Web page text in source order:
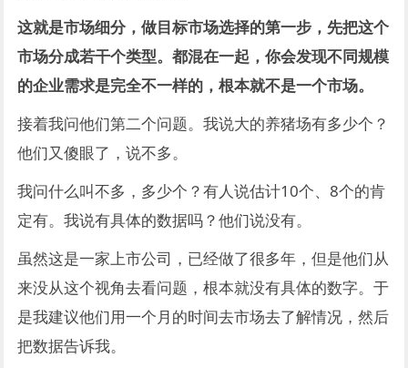
这就是市场细分，做目标市场选择的第一步，先把这个
市场分成若干个类型。都混在一起，你会发现不同规模
的企业需求是完全不一样的，根本就不是一个市场。
接着我问他们第二个问题。我说大的养猪场有多少个？
他们又傻眼了，说不多。
我问什么叫不多，多少个？有人说估计10个、8个的肯
定有。我说有具体的数据吗？他们说没有。
虽然这是一家上市公司，已经做了很多年，但是他们从
来没从这个视角去看问题，根本就没有具体的数字。于
是我建议他们用一个月的时间去市场去了解情况，然后
把数据告诉我。